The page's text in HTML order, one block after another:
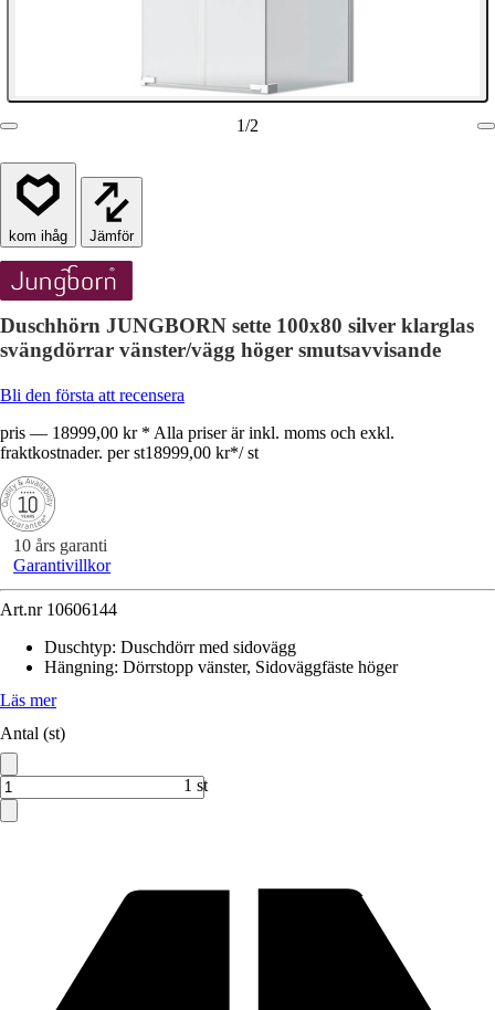
1/2
Jämför
Duschhörn JUNGBORN sette 100x80 silver klarglas
svängdörrar vänster/vägg höger smutsavvisande
Bli den första att recensera
pris — 18999,00 kr * Alla priser är inkl. moms och exkl.
fraktkostnader. per st18999,00 kr*/ st
10 års garanti
Garantivillkor
Art.nr 10606144
Duschtyp: Duschdörr med sidovägg
Hängning: Dörrstopp vänster, Sidoväggfäste höger
Läs mer
Antal (st)
1 st